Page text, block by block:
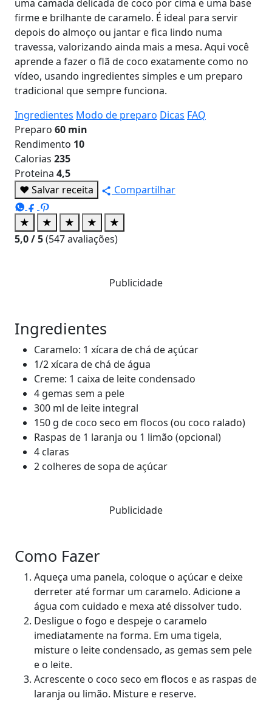
uma camada delicada de coco por cima e uma base
firme e brilhante de caramelo. É ideal para servir
depois do almoço ou jantar e fica lindo numa
travessa, valorizando ainda mais a mesa. Aqui você
aprende a fazer o flã de coco exatamente como no
vídeo, usando ingredientes simples e um preparo
tradicional que sempre funciona.
Ingredientes Modo de preparo Dicas FAQ
Preparo 60 min
Rendimento 10
Calorias 235
Proteina 4,5
♥ Salvar receita Compartilhar
★ ★ ★ ★
★
5,0/ 5(547avaliações)
Publicidade
Ingredientes
Caramelo: 1 xícara de chá de açúcar
1/2 xícara de chá de água
Creme: 1 caixa de leite condensado
4 gemas sem a pele
300 ml de leite integral
150 g de coco seco em flocos (ou coco ralado)
Raspas de 1 laranja ou 1 limão (opcional)
4 claras
2 colheres de sopa de açúcar
Publicidade
Como Fazer
Aqueça uma panela, coloque o açúcar e deixe
derreter até formar um caramelo. Adicione a
água com cuidado e mexa até dissolver tudo.
Desligue o fogo e despeje o caramelo
imediatamente na forma. Em uma tigela,
misture o leite condensado, as gemas sem pele
e o leite.
Acrescente o coco seco em flocos e as raspas de
laranja ou limão. Misture e reserve.